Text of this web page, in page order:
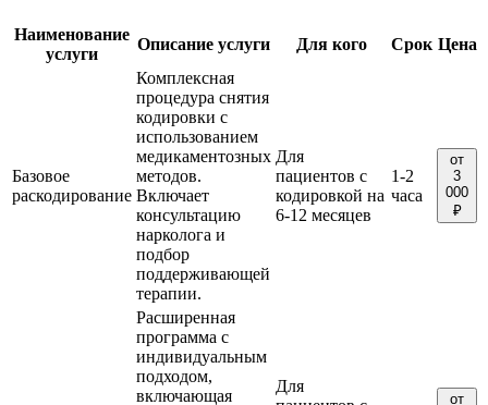
Наименование
услуги
Описание услуги Для кого Срок Цена
Базовое
раскодирование
Комплексная
процедура снятия
кодировки с
использованием
медикаментозных
методов.
Включает
консультацию
нарколога и
подбор
поддерживающей
терапии.
Для
пациентов с
кодировкой на
6-12 месяцев
1-2
часа
от
3
000
₽
Расширенная
программа с
индивидуальным
подходом,
включающая
Для
от